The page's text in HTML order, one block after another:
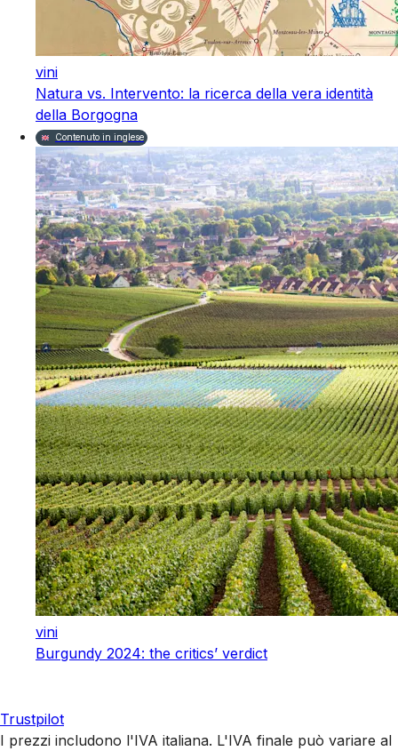
vini
Natura vs. Intervento: la ricerca della vera identità
della Borgogna
Contenuto in inglese
vini
Burgundy 2024: the critics’ verdict
Trustpilot
I prezzi includono l'IVA italiana. L'IVA finale può variare al